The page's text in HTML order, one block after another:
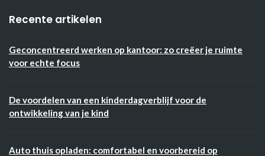
Recente artikelen
Geconcentreerd werken op kantoor: zo creëer je ruimte
voor echte focus
De voordelen van een kinderdagverblijf voor de
ontwikkeling van je kind
Auto thuis opladen: comfortabel en voorbereid op